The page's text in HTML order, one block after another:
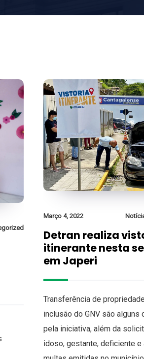
Março 4, 2022
Detran realiza
itinerante nesta
em Japeri
Transferência de
inclusão do GNV são
pela iniciativa, além da
idoso, gestante, deficiente